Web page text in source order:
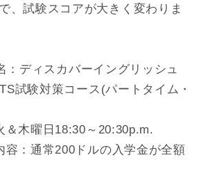
、試験スコアが大きく変わりま
：ディスカバーイングリッシュ
試験対策コース(パートタイム・
＆木曜日18:30～20:30p.m.
容：通常200ドルの入学金が全額